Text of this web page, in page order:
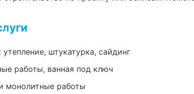
штукатурка, сайдинг
работы, ванная под ключ
монолитные работы